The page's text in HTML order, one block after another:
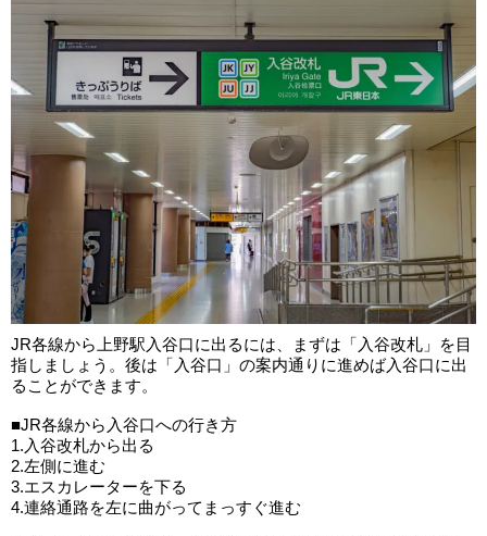
JR各線から上野駅入谷口に出るには、まずは「入谷改札」を目
指しましょう。後は「入谷口」の案内通りに進めば入谷口に出
ることができます。
■JR各線から入谷口への行き方
1.入谷改札から出る
2.左側に進む
3.エスカレーターを下る
4.連絡通路を左に曲がってまっすぐ進む